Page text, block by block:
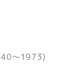
〜1973)